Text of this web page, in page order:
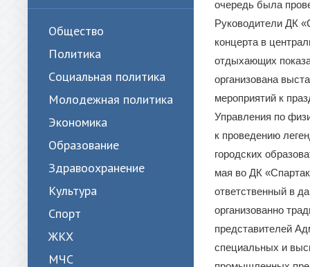
Общество
Политика
Cоциальная политика
Молодежная политика
Экономика
Образование
Здравоохранение
Культура
Спорт
ЖКХ
МЧС
очередь была
Руководители ДК
концерта в
отдыхающих
организована
мероприятий к
Управления по
к проведению
городских
мая во ДК
ответственный в
организованно
представителей
специальных и